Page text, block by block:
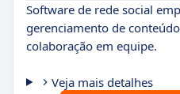
Software de rede social
gerenciamento de
colaboração em equipe.
Veja mais detalhes